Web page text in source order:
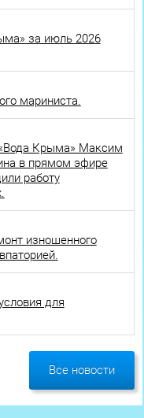
за июль 2026
мариниста.
Крыма» Максим
в прямом эфире
работу
изношенного
для
Все новости